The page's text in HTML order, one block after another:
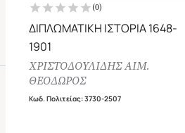
(0)
ΔΙΠΛΩΜΑΤΙΚΗ ΙΣΤΟΡΙΑ 1648-
1901
ΧΡΙΣΤΟΔΟΥΛΙΔΗΣ ΑΙΜ.
ΘΕΟΔΩΡΟΣ
Κωδ. Πολιτείας:3730-2507